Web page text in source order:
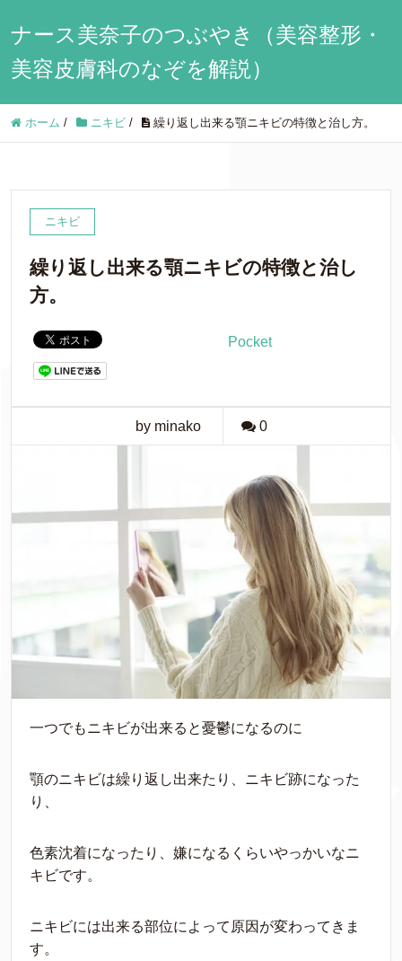
ナース美奈子のつぶやき（美容整形・
美容皮膚科のなぞを解説）
ホーム / ニキビ / 繰り返し出来る顎ニキビの特徴と治し方。
ニキビ
繰り返し出来る顎ニキビの特徴と治し
方。
Pocket
by minako 0
一つでもニキビが出来ると憂鬱になるのに
顎のニキビは繰り返し出来たり、ニキビ跡になった
り、
色素沈着になったり、嫌になるくらいやっかいなニ
キビです。
ニキビには出来る部位によって原因が変わってきま
す。